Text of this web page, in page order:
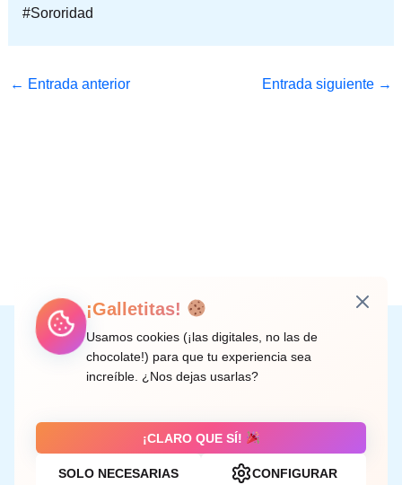
#Sororidad
← Entrada anterior Entrada siguiente →
Instagram
Facebook
X LinkedIn
Correo electrónico
C/ Doctor Rodríguez de la Fuente, 8 València
¡Galletitas!
Usamos cookies (¡las digitales, no las de
chocolate!) para que tu experiencia sea
increíble. ¿Nos dejas usarlas?
¡CLARO QUE SÍ!
SOLO NECESARIAS CONFIGURAR